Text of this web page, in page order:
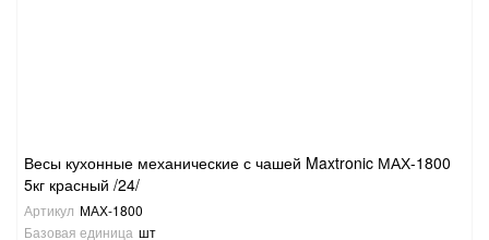
Весы кухонные механические с чашей Maxtronic МАХ-1800
5кг красный /24/
Артикул МАХ-1800
Базовая единица шт